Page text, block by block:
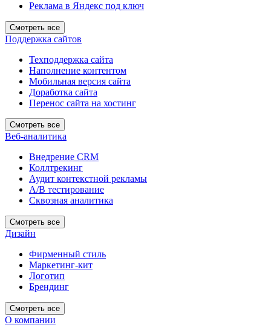
Реклама в Яндекс под ключ
Смотреть все
Поддержка сайтов
Техподдержка сайта
Наполнение контентом
Мобильная версия сайта
Доработка сайта
Перенос сайта на хостинг
Смотреть все
Веб-аналитика
Внедрение CRM
Коллтрекинг
Аудит контекстной рекламы
А/В тестирование
Сквозная аналитика
Смотреть все
Дизайн
Фирменный стиль
Маркетинг-кит
Логотип
Брендинг
Смотреть все
О компании